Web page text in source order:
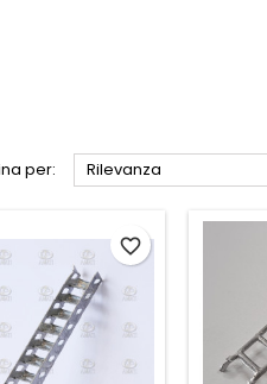
per: Rilevanza
favorite_border